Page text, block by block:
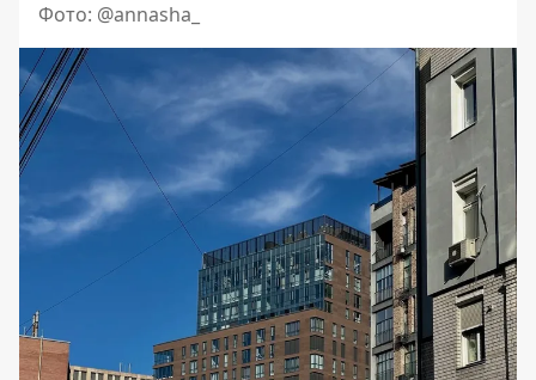
Фото: @annasha_